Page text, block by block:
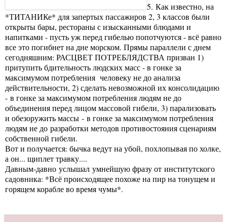
5. Как известно, на
*ТИТАНИКе* для запертых пассажиров 2, 3 классов были
открыты бары, рестораны с изысканными блюдами и
напитками - пусть уж перед гибелью попотчуются - всё равно
все это погибнет на дне морском. Прямы параллели с днем
сегодняшним: РАСЦВЕТ ПОТРЕБЛЯДСТВА призван 1)
притупить бдительность людских масс - в гонке за
максимумом потребления человеку не до анализа
действительности, 2) сделать невозможной их консолидацию
- в гонке за максимумом потребления людям не до
объединения перед лицом массовой гибели, 3) парализовать
и обезоружить массы - в гонке за максимумом потребления
людям не до разработки методов противостояния сценариям
собственной гибели.
Вот и получается: бычка ведут на убой, похлопывая по холке,
а он... щиплет травку....
Давным-давно услышал умнейшую фразу от институтского
садовника: *Всё происходящее похоже на пир на тонущем и
горящем корабле во время чумы*.